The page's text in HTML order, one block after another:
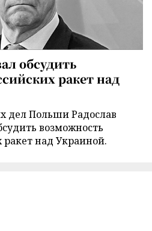
обсудить
ракет над
дел Польши Радослав
возможность
ракет над Украиной.